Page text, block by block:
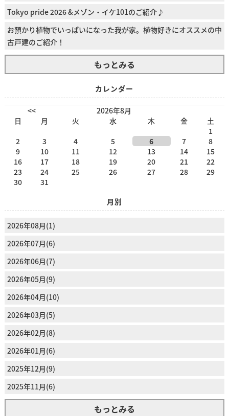
Tokyo pride 2026 &メゾン・イケ101のご紹介♪
お預かり植物でいっぱいになった我が家。植物好きにオススメの中
古戸建のご紹介！
もっとみる
カレンダー
<<
2026年8月
日
月 火 水 木 金
土
1
2
3 4 5 6 7
8
9
10 11 12 13 14
15
16
17 18 19 20 21
22
23
24 25 26 27 28
29
30
31
月別
2026年08月(1)
2026年07月(6)
2026年06月(7)
2026年05月(9)
2026年04月(10)
2026年03月(5)
2026年02月(8)
2026年01月(6)
2025年12月(9)
2025年11月(6)
もっとみる